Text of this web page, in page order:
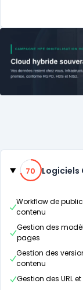
Catégories
70% de
70 Logiciels
Workflow de
contenu
Gestion des
pages
Gestion des
contenu
Gestion des URL